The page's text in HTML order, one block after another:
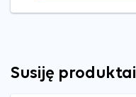
Susiję produktai